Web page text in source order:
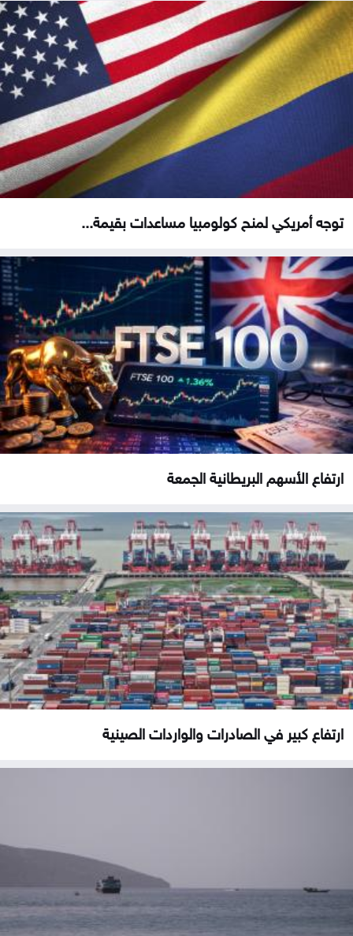
توجه أمريكي لمنح كولومبيا مساعدات بقيمة...
ارتفاع الأسهم البريطانية الجمعة
ارتفاع كبير في الصادرات والواردات الصينية